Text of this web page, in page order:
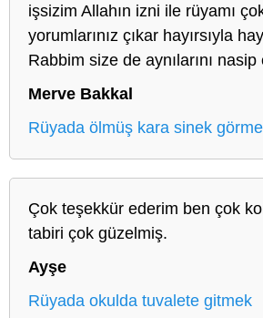
işsizim Allahın izni ile rüyamı
yorumlarınız çıkar hayırsıyla
Rabbim size de aynılarını nasip
Merve Bakkal
Rüyada ölmüş kara sinek
Çok teşekkür ederim ben çok
tabiri çok güzelmiş.
Ayşe
Rüyada okulda tuvalete gitmek